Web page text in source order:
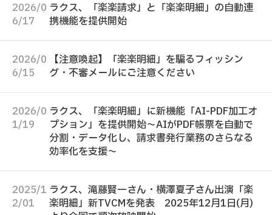
2026/0
6/17
ラクス、「楽楽請求」と「楽楽明細」の自動連
携機能を提供開始
2026/0
6/15
【注意喚起】「楽楽明細」を騙るフィッシン
グ・不審メールにご注意ください
2026/0
1/19
ラクス、「楽楽明細」に新機能「AI-PDF加工オ
プション」を提供開始～AIがPDF帳票を自動で
分割・データ化し、請求書発行業務のさらなる
効率化を支援～
2025/1
2/01
ラクス、滝藤賢一さん・横澤夏子さん出演「楽
楽明細」新TVCMを発表 2025年12月1日(月)